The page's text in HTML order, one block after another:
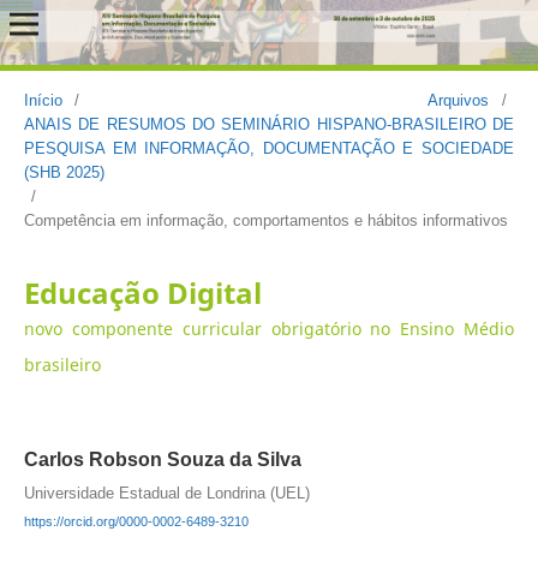
Início / Arquivos
/
ANAIS DE RESUMOS DO SEMINÁRIO HISPANO-BRASILEIRO DE
PESQUISA EM INFORMAÇÃO, DOCUMENTAÇÃO E SOCIEDADE
(SHB 2025)
/
Competência em informação, comportamentos e hábitos informativos
Educação Digital
novo componente curricular obrigatório no Ensino Médio
brasileiro
Carlos Robson Souza da Silva
Universidade Estadual de Londrina (UEL)
https://orcid.org/0000-0002-6489-3210